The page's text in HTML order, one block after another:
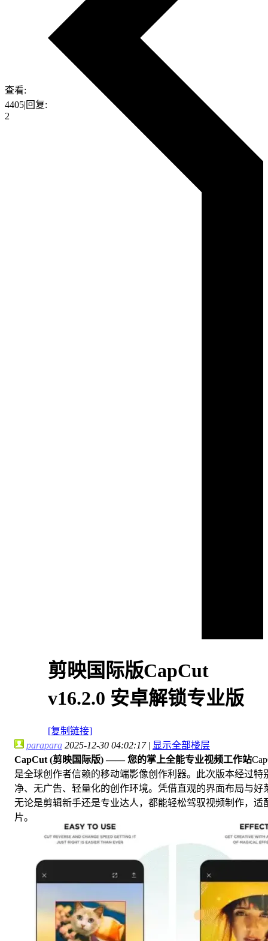
查看:
4405|回复:
2
剪映国际版CapCut
v16.2.0 安卓解锁专业版
[复制链接]
parapara 2025-12-30 04:02:17 | 显示全部楼层
CapCut (剪映国际版) —— 您的掌上全能专业视频工作站
是全球创作者信赖的移动端影像创作利器。此次版本经过特
净、无广告、轻量化的创作环境。凭借直观的界面布局与
无论是剪辑新手还是专业达人，都能轻松驾驭视频制作，
片。